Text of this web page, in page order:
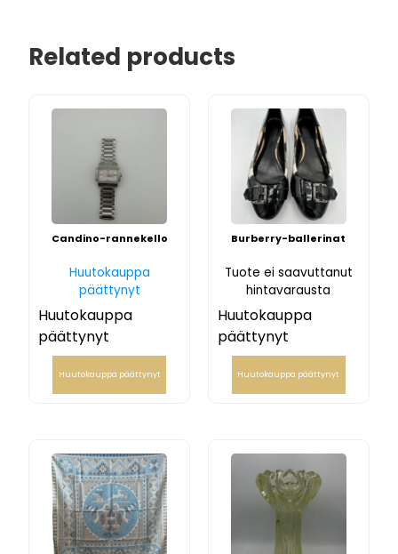
Related products
Candino-rannekello
Huutokauppa
päättynyt
Huutokauppa
päättynyt
Huutokauppa päättynyt
Burberry-ballerinat
Tuote ei saavuttanut
hintavarausta
Huutokauppa
päättynyt
Huutokauppa päättynyt